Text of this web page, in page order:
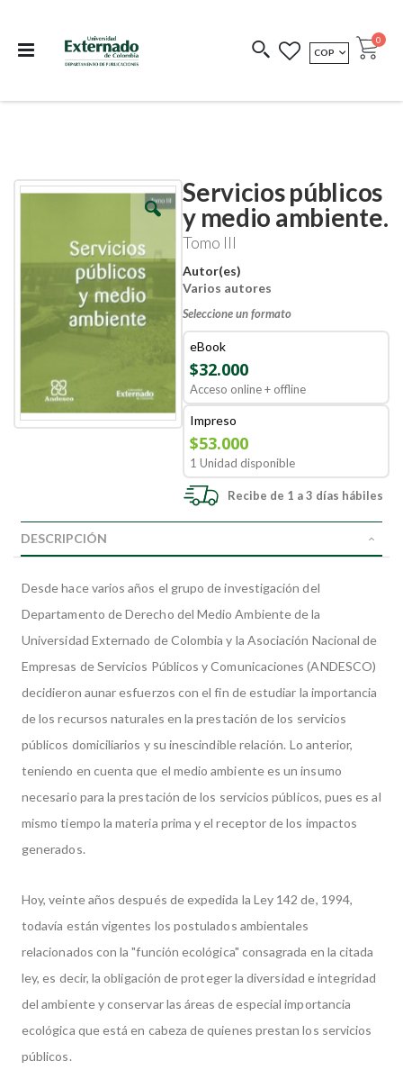
COEDICIONES REDIMIR CÓDIGO
MONEDA
COP Cart
0
Servicios públicos
y medio ambiente.
Tomo III
Autor(es)
Varios autores
Seleccione un formato
eBook
$32.000
Acceso online + offline
Impreso
$53.000
1 Unidad disponible
Recibe de 1 a 3 días hábiles
Skip
the
Skip
the
DESCRIPCIÓN
Desde hace varios años el grupo de investigación del
Departamento de Derecho del Medio Ambiente de la
Universidad Externado de Colombia y la Asociación Nacional de
Empresas de Servicios Públicos y Comunicaciones (ANDESCO)
decidieron aunar esfuerzos con el fin de estudiar la importancia
de los recursos naturales en la prestación de los servicios
públicos domiciliarios y su inescindible relación. Lo anterior,
teniendo en cuenta que el medio ambiente es un insumo
necesario para la prestación de los servicios públicos, pues es al
mismo tiempo la materia prima y el receptor de los impactos
generados.
Hoy, veinte años después de expedida la Ley 142 de, 1994,
todavía están vigentes los postulados ambientales
relacionados con la "función ecológica" consagrada en la citada
ley, es decir, la obligación de proteger la diversidad e integridad
del ambiente y conservar las áreas de especial importancia
ecológica que está en cabeza de quienes prestan los servicios
públicos.